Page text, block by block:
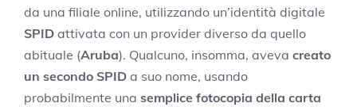
da una filiale online, utilizzando un’identità digitale
SPID attivata con un provider diverso da quello
abituale (Aruba). Qualcuno, insomma, aveva creato
un secondo SPID a suo nome, usando
probabilmente una semplice fotocopia della carta